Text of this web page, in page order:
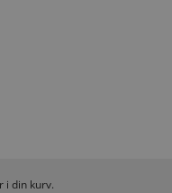
i din kurv.